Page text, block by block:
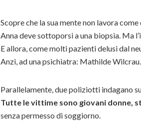
Scopre che la sua mente non lavora
Anna deve sottoporsi a una biopsia. Ma
E allora, come molti pazienti delusi dal
Anzi, ad una psichiatra: Mathilde
Parallelamente, due poliziotti indagano
Tutte le vittime sono giovani donne,
senza permesso di soggiorno.